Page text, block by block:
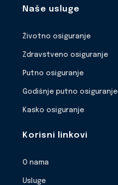
Naše usluge
Životno osiguranje
Zdravstveno osiguranje
Putno osiguranje
Godišnje putno osiguranje
Kasko osiguranje
Korisni linkovi
O nama
Usluge